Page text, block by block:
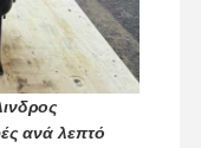
ανά λεπτό